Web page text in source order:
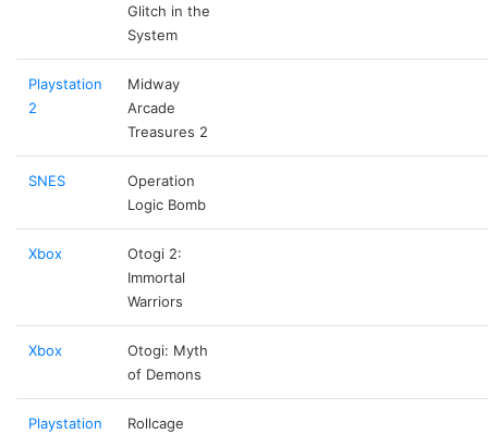
Glitch in the
System
Playstation
2
Midway
Arcade
Treasures 2
SNES
Operation
Logic Bomb
Xbox
Otogi 2:
Immortal
Warriors
Xbox
Otogi: Myth
of Demons
Playstation
Rollcage